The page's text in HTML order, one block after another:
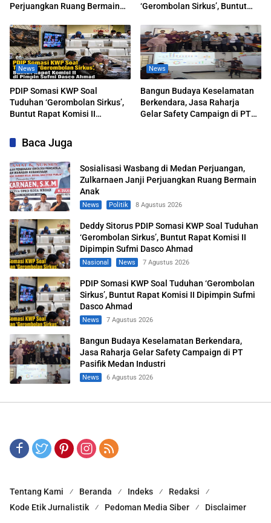
Perjuangkan Ruang Bermain
‘Gerombolan Sirkus’, Buntut
Dasco Ahmad
News
PDIP Somasi KWP Soal
Tuduhan ‘Gerombolan Sirkus’,
Buntut Rapat Komisi II
News
Bangun Budaya Keselamatan
Berkendara, Jasa Raharja
Gelar Safety Campaign di PT
Baca Juga
Sosialisasi Wasbang di Medan Perjuangan,
Zulkarnaen Janji Perjuangkan Ruang Bermain
Anak
News Politik 8 Agustus 2026
Deddy Sitorus PDIP Somasi KWP Soal Tuduhan
‘Gerombolan Sirkus’, Buntut Rapat Komisi II
Dipimpin Sufmi Dasco Ahmad
Nasional News 7 Agustus 2026
PDIP Somasi KWP Soal Tuduhan ‘Gerombolan
Sirkus’, Buntut Rapat Komisi II Dipimpin Sufmi
Dasco Ahmad
News 7 Agustus 2026
Bangun Budaya Keselamatan Berkendara,
Jasa Raharja Gelar Safety Campaign di PT
Pasifik Medan Industri
News 6 Agustus 2026
Tentang Kami Beranda Indeks
Redaksi
Kode Etik Jurnalistik
Pedoman Media Siber Disclaimer